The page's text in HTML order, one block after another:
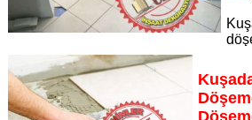
İnşaat Dekorasyon, zeminlerinizi
uzman kadrosuyla Kuşadası Firması
sunuyor
Sayfaya Git